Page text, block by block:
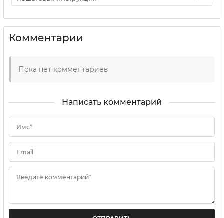
Комментарии
Пока нет комментариев
Написать комментарий
Имя*
Email
Введите комментарий*